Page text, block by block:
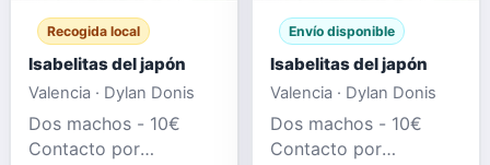
Recogida local
Isabelitas del japón
Valencia · Dylan Donis
Dos machos - 10€
Contacto por
Envío disponible
Isabelitas del japón
Valencia · Dylan Donis
Dos machos - 10€
Contacto por